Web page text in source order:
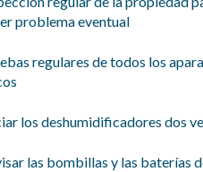
problema eventual
regulares de todos los
los deshumidificadores dos
las bombillas y las baterías